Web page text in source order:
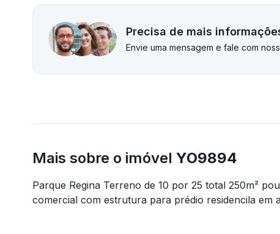
Precisa de mais
Envie uma mensagem e fale com
Mais sobre o imóvel YO9894
Parque Regina Terreno de 10 por 25 total 250m²
comercial com estrutura para prédio residencila em